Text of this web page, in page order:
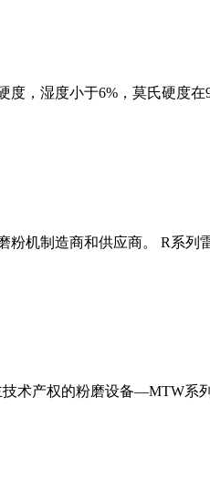
，湿度小于6%，莫氏硬度
机制造商和供应商。 R系
术产权的粉磨设备—MTW系